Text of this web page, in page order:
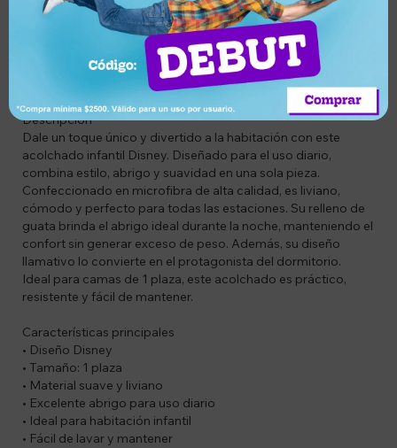
Codigo: EXACOINF1PL
Descripción
Dale un toque único y divertido a la habitación con este
acolchado infantil Disney. Diseñado para el uso diario,
combina estilo, abrigo y suavidad en una sola pieza.
Confeccionado en microfibra de alta calidad, es liviano,
cómodo y perfecto para todas las estaciones. Su relleno de
guata brinda el abrigo ideal durante la noche, manteniendo el
confort sin generar exceso de peso. Además, su diseño
llamativo lo convierte en el protagonista del dormitorio.
Ideal para camas de 1 plaza, este acolchado es práctico,
resistente y fácil de mantener.
Características principales
• Diseño Disney
• Tamaño: 1 plaza
• Material suave y liviano
• Excelente abrigo para uso diario
• Ideal para habitación infantil
• Fácil de lavar y mantener